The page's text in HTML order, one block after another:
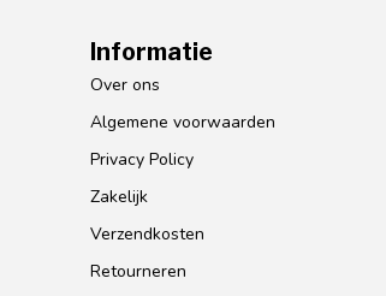
Informatie
Over ons
Algemene voorwaarden
Privacy Policy
Zakelijk
Verzendkosten
Retourneren